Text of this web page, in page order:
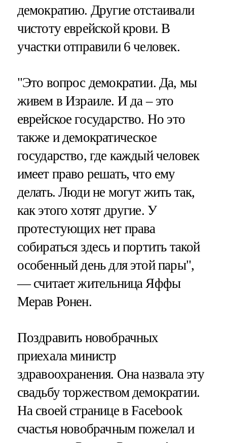
демократию. Другие отстаивали
чистоту еврейской крови. В
участки отправили 6 человек.
"Это вопрос демократии. Да, мы
живем в Израиле. И да – это
еврейское государство. Но это
также и демократическое
государство, где каждый человек
имеет право решать, что ему
делать. Люди не могут жить так,
как этого хотят другие. У
протестующих нет права
собираться здесь и портить такой
особенный день для этой пары",
— считает жительница Яффы
Мерав Ронен.
Поздравить новобрачных
приехала министр
здравоохранения. Она назвала эту
свадьбу торжеством демократии.
На своей странице в Facebook
счастья новобрачным пожелал и